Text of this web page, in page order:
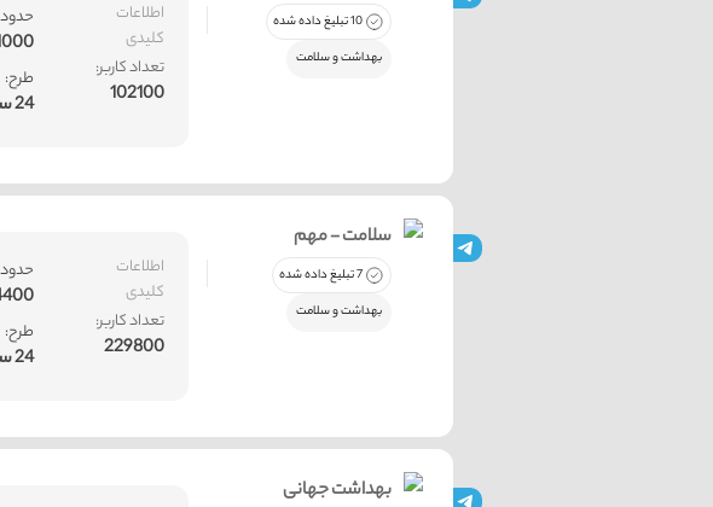
اطلاعات
کلیدی
تعداد کاربر:
102100
حدود
طرح:
24 ساعته
10 تبلیغ داده شده
بهداشت و سلامت
اطلاعات
کلیدی
تعداد کاربر:
229800
حدود
طرح:
24 ساعته
سلامت - مهم
7 تبلیغ داده شده
بهداشت و سلامت
بهداشت جهانی